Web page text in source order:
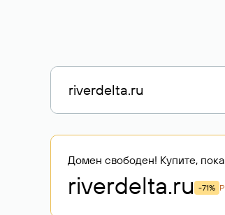
Домен свободен! Купите,
riverdelta.ru -71%